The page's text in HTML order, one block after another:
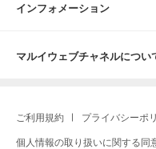
インフォメーション
マルイウェブチャネルについ
ご利用規約 プライバシーポ
個人情報の取り扱いに関する同